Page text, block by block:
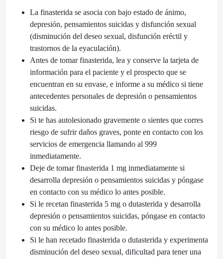
La finasterida se asocia con bajo estado de ánimo,
depresión, pensamientos suicidas y disfunción sexual
(disminución del deseo sexual, disfunción eréctil y
trastornos de la eyaculación).
Antes de tomar finasterida, lea y conserve la tarjeta de
información para el paciente y el prospecto que se
encuentran en su envase, e informe a su médico si tiene
antecedentes personales de depresión o pensamientos
suicidas.
Si te has autolesionado gravemente o sientes que corres
riesgo de sufrir daños graves, ponte en contacto con los
servicios de emergencia llamando al 999
inmediatamente.
Deje de tomar finasterida 1 mg inmediatamente si
desarrolla depresión o pensamientos suicidas y póngase
en contacto con su médico lo antes posible.
Si le recetan finasterida 5 mg o dutasterida y desarrolla
depresión o pensamientos suicidas, póngase en contacto
con su médico lo antes posible.
Si le han recetado finasterida o dutasterida y experimenta
disminución del deseo sexual, dificultad para tener una